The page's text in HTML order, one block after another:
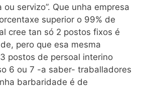
servizo”. Que unha empresa
superior o 99% de
cree tan só 2 postos fixos é
pero que esa mesma
postos de persoal interino
6 ou 7 -a saber- traballadores
barbaridade é de